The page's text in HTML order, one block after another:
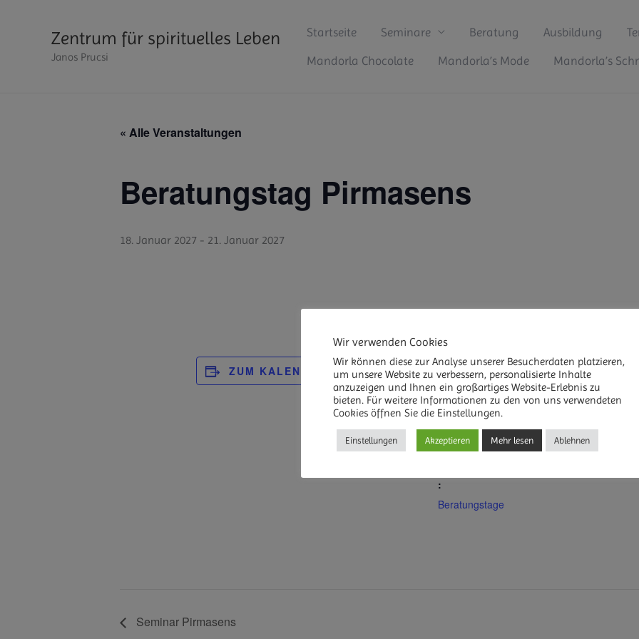
Zentrum für spirituelles Leben
Janos Prucsi
Startseite Seminare Beratung Ausbildung
Mandorla Chocolate
Mandorla’s Mode Mandorla’s
« Alle Veranstaltungen
Beratungstag Pirmasens
18. Januar 2027 - 21. Januar 2027
ZUM KALENDER HINZUFÜGEN
DETAILS
Beginn:
18. Januar 2027
Ende:
21. Januar 2027
:
Beratungstage
Seminar Pirmasens
Wir verwenden Cookies
Wir können diese zur Analyse unserer Besucherdaten platzieren,
um unsere Website zu verbessern, personalisierte Inhalte
anzuzeigen und Ihnen ein großartiges Website-Erlebnis zu
bieten. Für weitere Informationen zu den von uns verwendeten
Cookies öffnen Sie die Einstellungen.
Einstellungen Akzeptieren Mehr lesen Ablehnen